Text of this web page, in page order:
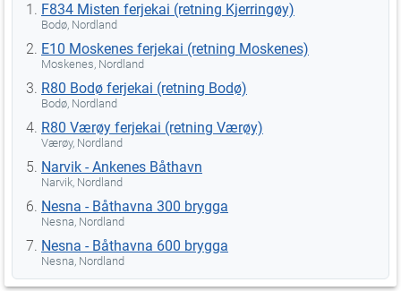
F834 Misten ferjekai (retning Kjerringøy)
Bodø, Nordland
E10 Moskenes ferjekai (retning Moskenes)
Moskenes, Nordland
R80 Bodø ferjekai (retning Bodø)
Bodø, Nordland
R80 Værøy ferjekai (retning Værøy)
Værøy, Nordland
Narvik - Ankenes Båthavn
Narvik, Nordland
Nesna - Båthavna 300 brygga
Nesna, Nordland
Nesna - Båthavna 600 brygga
Nesna, Nordland